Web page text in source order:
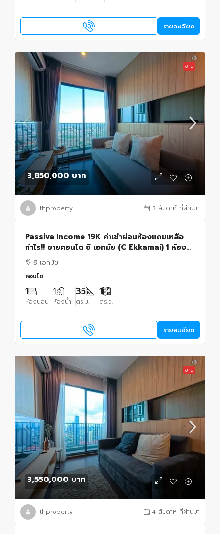
รายละเอียด
ขาย
3,850,000 บาท
thproperty 3 สัปดาห์ ที่ผ่านมา
Passive Income 19K ค่าเช่าผ่อนห้องแถมเหลือ
กำไร!! ขายคอนโด ซี เอกมัย (C Ekkamai) 1 ห้อง
นอน 34.53 ตร.ม. ผลตอบแทน 6% แบบไร้กังวล!!
ซี เอกมัย
คอนโด
1
ห้องนอน
1
ห้องน้ำ
35
ตร.ม.
1
ตร.ว.
รายละเอียด
ขาย
3,550,000 บาท
thproperty 4 สัปดาห์ ที่ผ่านมา